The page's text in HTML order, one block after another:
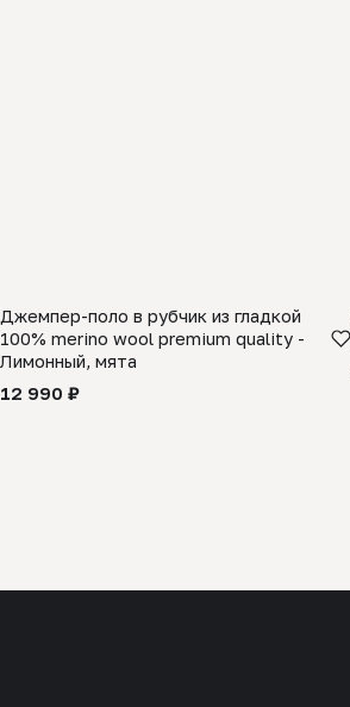
Джемпер-поло в рубчик из гладкой
100% merino wool premium quality -
Лимонный, мята
12 990 ₽